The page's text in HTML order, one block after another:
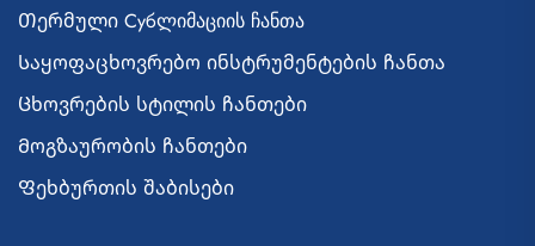
Თერმული Субლიმაციის ჩანთა
Საყოფაცხოვრებო ინსტრუმენტების ჩანთა
Ცხოვრების სტილის ჩანთები
Მოგზაურობის ჩანთები
Ფეხბურთის შაბისები